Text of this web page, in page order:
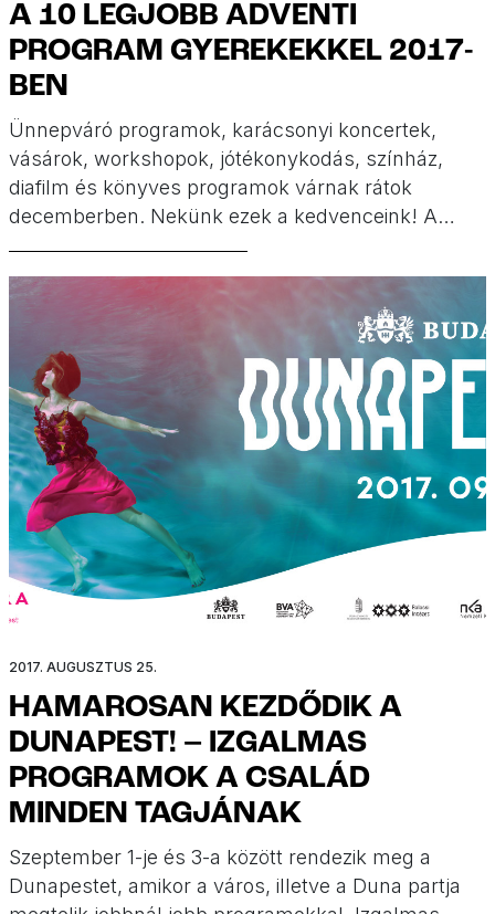
A 10 LEGJOBB ADVENTI
PROGRAM GYEREKEKKEL 2017-
BEN
Ünnepváró programok, karácsonyi koncertek,
vásárok, workshopok, jótékonykodás, színház,
diafilm és könyves programok várnak rátok
decemberben. Nekünk ezek a kedvenceink! A
található információk már nem aktuálisak.
2017. AUGUSZTUS 25.
HAMAROSAN KEZDŐDIK A
DUNAPEST! – IZGALMAS
PROGRAMOK A CSALÁD
MINDEN TAGJÁNAK
Szeptember 1-je és 3-a között rendezik meg a
Dunapestet, amikor a város, illetve a Duna partja